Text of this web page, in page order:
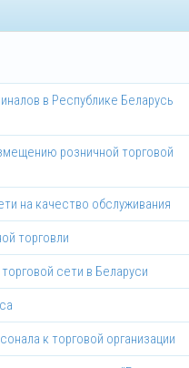
в Республике Беларусь
розничной торговой
на качество обслуживания
торговли
сети в Беларуси
к торговой организации